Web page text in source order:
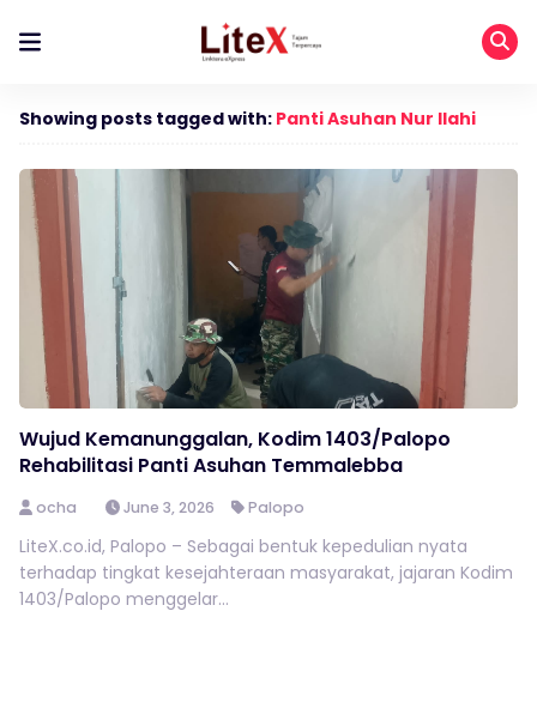
Showing posts tagged with: Panti Asuhan Nur Ilahi
Wujud Kemanunggalan, Kodim 1403/Palopo
Rehabilitasi Panti Asuhan Temmalebba
ocha June 3, 2026 Palopo
LiteX.co.id, Palopo – Sebagai bentuk kepedulian nyata
terhadap tingkat kesejahteraan masyarakat, jajaran Kodim
1403/Palopo menggelar...